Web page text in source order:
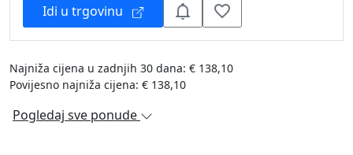
Idi u trgovinu
Najniža cijena u zadnjih 30 dana: € 138,10
Povijesno najniža cijena: € 138,10
Pogledaj sve ponude